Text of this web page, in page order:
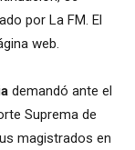
por La FM. El
web.
demandó ante el
Suprema de
magistrados en